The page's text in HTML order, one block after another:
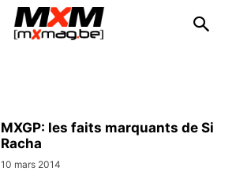
MXGP: les faits marquants de Si
Racha
10 mars 2014